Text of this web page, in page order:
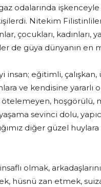
odalarında
Nitekim
çocukları, kadınları,
de güya dünyanın en
insan; eğitimli,
ve kendisine yararlı
ötelemeyen, hoşgörülü,
sevinci dolu,
diğer güzel
olmak,
hüsnü zan etmek,